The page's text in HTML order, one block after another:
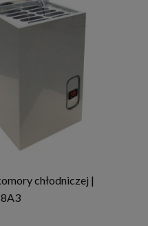
chłodniczej |